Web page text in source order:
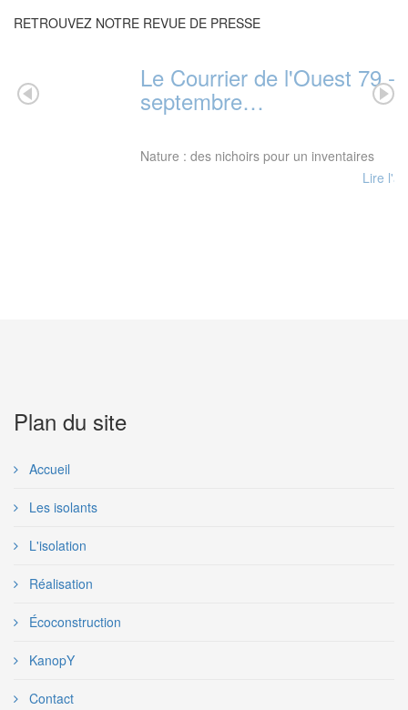
RETROUVEZ NOTRE REVUE DE PRESSE
Le Courrier de l'Ouest 79 - 22
septembre…
Nature : des nichoirs pour un inventaires
Plan du site
Accueil
Les isolants
L'isolation
Réalisation
Écoconstruction
KanopY
Contact